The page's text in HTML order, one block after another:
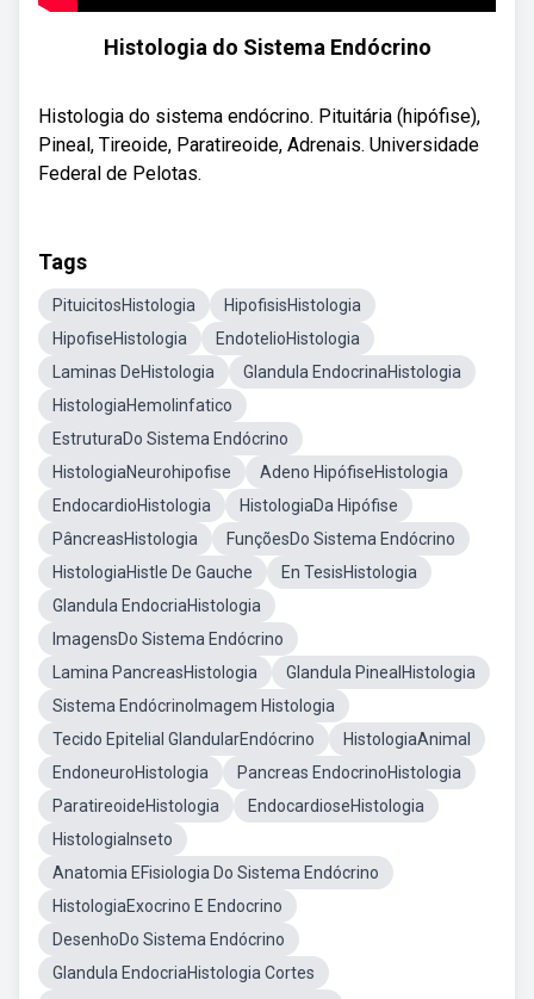
Histologia do Sistema Endócrino
Histologia do sistema endócrino. Pituitária (hipófise),
Pineal, Tireoide, Paratireoide, Adrenais. Universidade
Federal de Pelotas.
Tags
PituicitosHistologia
HipofisisHistologia
HipofiseHistologia
EndotelioHistologia
Laminas DeHistologia
Glandula EndocrinaHistologia
HistologiaHemolinfatico
EstruturaDo Sistema Endócrino
HistologiaNeurohipofise
Adeno HipófiseHistologia
EndocardioHistologia
HistologiaDa Hipófise
PâncreasHistologia
FunçõesDo Sistema Endócrino
HistologiaHistle De Gauche
En TesisHistologia
Glandula EndocriaHistologia
ImagensDo Sistema Endócrino
Lamina PancreasHistologia
Glandula PinealHistologia
Sistema EndócrinoImagem Histologia
Tecido Epitelial GlandularEndócrino
HistologiaAnimal
EndoneuroHistologia
Pancreas EndocrinoHistologia
ParatireoideHistologia
EndocardioseHistologia
HistologiaInseto
Anatomia EFisiologia Do Sistema Endócrino
HistologiaExocrino E Endocrino
DesenhoDo Sistema Endócrino
Glandula EndocriaHistologia Cortes